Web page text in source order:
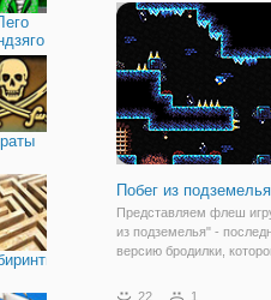
игры red ball с
тематикой. Вас ждет
приключение,
Побег из подземелья
Представляем флеш
из подземелья" -
версию бродилки,
пройти. Здесь вы
22 1